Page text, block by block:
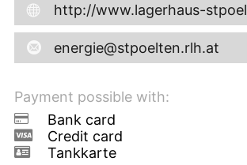
http://www.lagerhaus-
energie@stpoelten.rlh.at
Payment possible with:
Bank card
Credit card
Tankkarte